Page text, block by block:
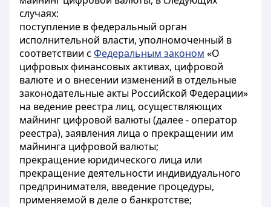
случаях:
поступление в федеральный орган
исполнительной власти, уполномоченный в
соответствии с Федеральным законом «О
цифровых финансовых активах, цифровой
валюте и о внесении изменений в отдельные
законодательные акты Российской Федерации»
на ведение реестра лиц, осуществляющих
майнинг цифровой валюты (далее - оператор
реестра), заявления лица о прекращении им
майнинга цифровой валюты;
прекращение юридического лица или
прекращение деятельности индивидуального
предпринимателя, введение процедуры,
применяемой в деле о банкротстве;